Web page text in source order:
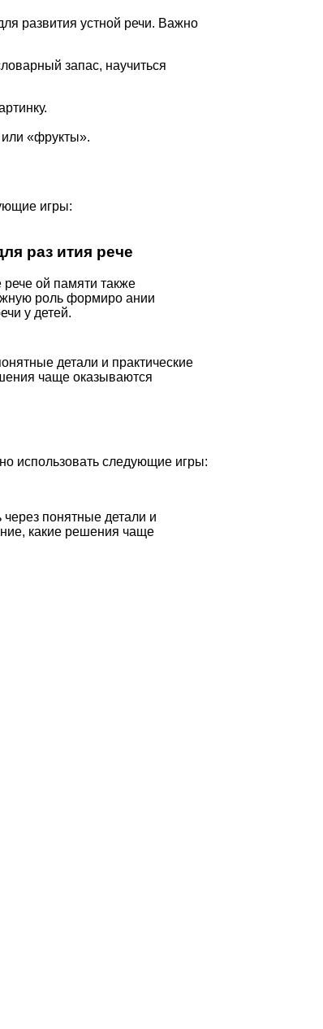
развития устной речи. Важно
запас, научиться
«фрукты».
игры:
раз ития рече
рече ой памяти также
роль формиро ании
у детей.
детали и практические
чаще оказываются
использовать следующие игры:
понятные детали и
какие решения чаще